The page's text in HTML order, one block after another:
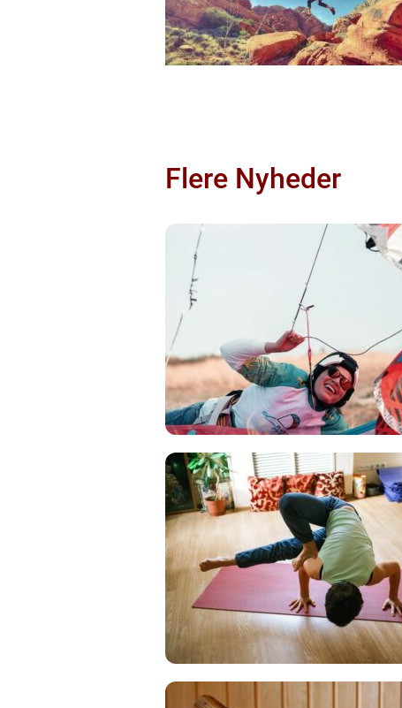
Flere Nyheder